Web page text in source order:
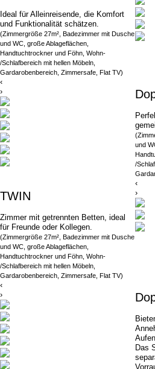
Ideal für Alleinreisende, die Komfort
und Funktionalität schätzen.
(Zimmergröße 27m², Badezimmer mit Dusche
und WC, große Ablageflächen,
Handtuchtrockner und Föhn, Wohn-
/Schlafbereich mit hellen Möbeln,
Gardarobenbereich, Zimmersafe, Flat TV)
‹
›
und
/
TWIN
Zimmer mit getrennten Betten, ideal
für Freunde oder Kollegen.
(Zimmergröße 27m², Badezimmer mit Dusche
und WC, große Ablageflächen,
Handtuchtrockner und Föhn, Wohn-
/Schlafbereich mit hellen Möbeln,
Gardarobenbereich, Zimmersafe, Flat TV)
‹
›
‹
›
Das